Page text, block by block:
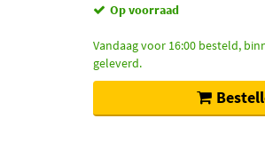
Op voorraad
Vandaag voor 16:00 besteld,
geleverd.